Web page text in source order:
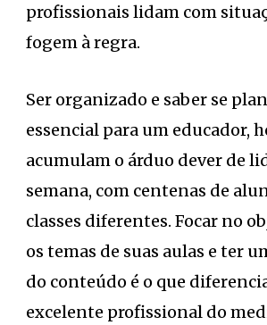
profissionais lidam com
fogem à regra.
Ser organizado e saber se
essencial para um educador,
acumulam o árduo dever de
semana, com centenas de
classes diferentes. Focar no
os temas de suas aulas e ter
do conteúdo é o que
excelente profissional do